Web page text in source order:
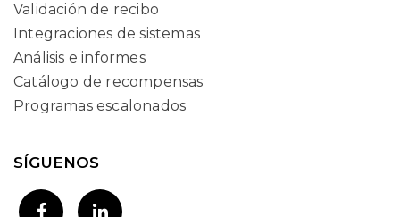
Validación de recibo
Integraciones de sistemas
Análisis e informes
Catálogo de recompensas
Programas escalonados
SÍGUENOS